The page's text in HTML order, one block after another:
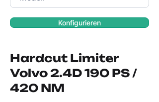
Konfigurieren
Hardcut Limiter
Volvo 2.4D 190 PS /
420 NM